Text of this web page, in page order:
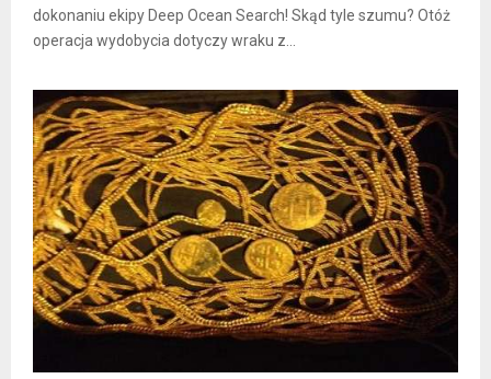
dokonaniu ekipy Deep Ocean Search! Skąd tyle szumu? Otóż
operacja wydobycia dotyczy wraku z...